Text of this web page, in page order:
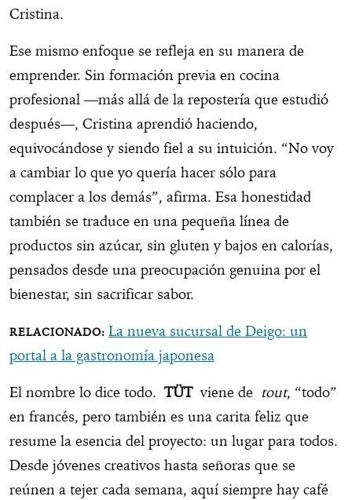
Cristina.
Ese mismo enfoque se refleja en su manera de
emprender. Sin formación previa en cocina
profesional —más allá de la repostería que estudió
después—, Cristina aprendió haciendo,
equivocándose y siendo fiel a su intuición. “No voy
a cambiar lo que yo quería hacer sólo para
complacer a los demás”, afirma. Esa honestidad
también se traduce en una pequeña línea de
productos sin azúcar, sin gluten y bajos en calorías,
pensados desde una preocupación genuina por el
bienestar, sin sacrificar sabor.
La nueva sucursal de Deigo: un
portal a la gastronomía japonesa
El nombre lo dice todo.TÜTviene de tout, “todo”
en francés, pero también es una carita feliz que
resume la esencia del proyecto: un lugar para todos.
Desde jóvenes creativos hasta señoras que se
reúnen a tejer cada semana, aquí siempre hay café